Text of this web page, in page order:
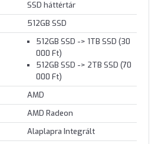
SSD háttértár
512GB SSD
512GB SSD -> 1TB SSD (30
000 Ft)
512GB SSD -> 2TB SSD (70
000 Ft)
AMD
AMD Radeon
Alaplapra Integrált